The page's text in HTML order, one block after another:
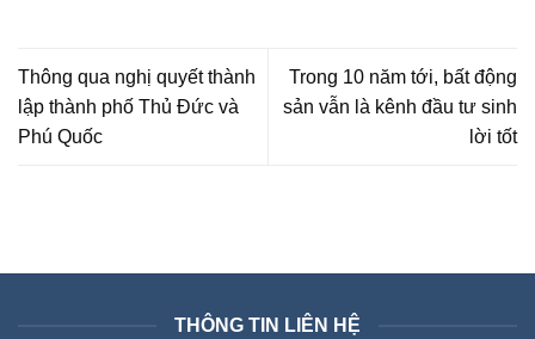
Thông qua nghị quyết thành
lập thành phố Thủ Đức và
Phú Quốc
Trong 10 năm tới, bất động
sản vẫn là kênh đầu tư sinh
lời tốt
THÔNG TIN LIÊN HỆ